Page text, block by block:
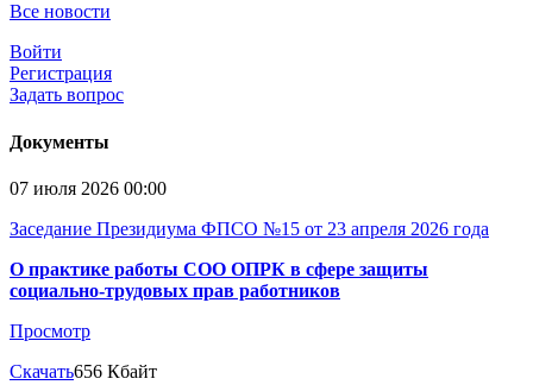
Все новости
Войти
Регистрация
Задать вопрос
Документы
07 июля 2026 00:00
Заседание Президиума ФПСО №15 от 23 апреля 2026 года
О практике работы СОО ОПРК в сфере защиты
социально-трудовых прав работников
Просмотр
Скачать656 Кбайт